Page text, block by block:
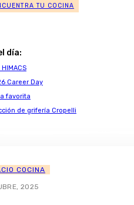
TU COCINA
día:
Career Day
favorita
de grifería Cropelli
COCINA
2025